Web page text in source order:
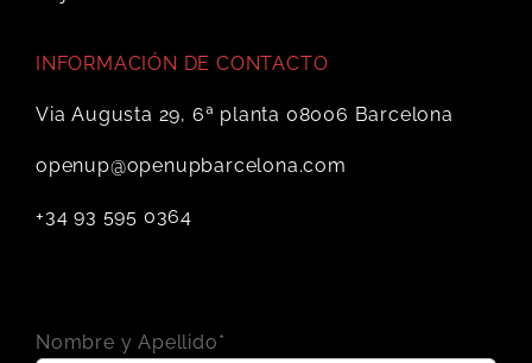
INFORMACIÓN DE CONTACTO
Via Augusta 29, 6ª planta 08006 Barcelona
openup@openupbarcelona.com
+34 93 595 0364
Nombre y Apellido*